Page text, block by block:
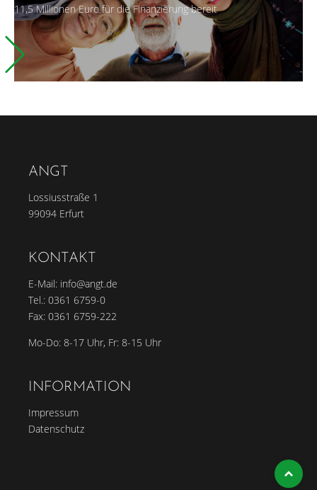
11,5 Millionen Euro für die Finanzierung bereit
ANGT
Lossiusstraße 1
99094 Erfurt
KONTAKT
E-Mail: info@angt.de
Tel.: 0361 6759-0
Fax: 0361 6759-222
Mo-Do: 8-17 Uhr, Fr: 8-15 Uhr
INFORMATION
Impressum
Datenschutz